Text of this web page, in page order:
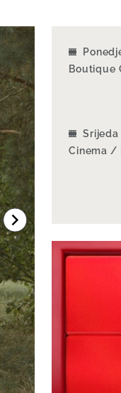
Boutique
Cinema /